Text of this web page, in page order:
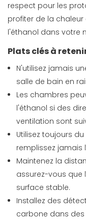
respect pour les
profiter de la
l'éthanol dans votre
Plats clés à
N'utilisez jamais
salle de bain en
Les chambres
l'éthanol si des
ventilation sont
Utilisez toujours
remplissez jamais
Maintenez la
assurez-vous que
surface stable.
Installez des
carbone dans